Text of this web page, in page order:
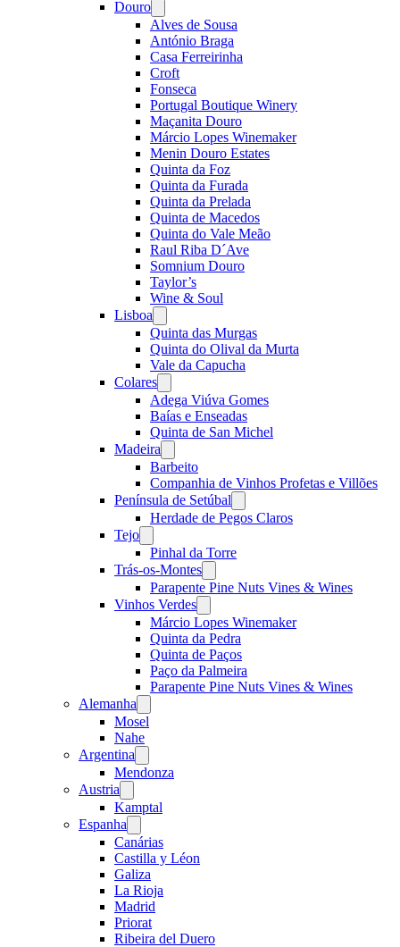
Douro
menu
Alves de Sousa
António Braga
Casa Ferreirinha
Croft
Fonseca
Portugal Boutique Winery
Maçanita Douro
Márcio Lopes Winemaker
Menin Douro Estates
Quinta da Foz
Quinta da Furada
Quinta da Prelada
Quinta de Macedos
Quinta do Vale Meão
Raul Riba D´Ave
Somnium Douro
Taylor’s
Wine & Soul
Lisboa
menu
Quinta das Murgas
Quinta do Olival da Murta
Vale da Capucha
Colares
menu
Adega Viúva Gomes
Baías e Enseadas
Quinta de San Michel
Madeira
menu
Barbeito
Companhia de Vinhos Profetas e Villões
Península de Setúbal
menu
Herdade de Pegos Claros
Tejo
menu
Pinhal da Torre
Trás-os-Montes
menu
Parapente Pine Nuts Vines & Wines
Vinhos Verdes
menu
Márcio Lopes Winemaker
Quinta da Pedra
Quinta de Paços
Paço da Palmeira
Parapente Pine Nuts Vines & Wines
Alemanha
menu
Mosel
Nahe
Argentina
menu
Mendonza
Austria
menu
Kamptal
Espanha
menu
Canárias
Castilla y Léon
Galiza
La Rioja
Madrid
Priorat
Ribeira del Duero